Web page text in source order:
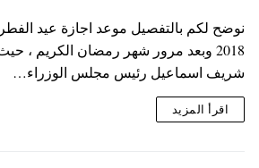
نوضح لكم بالتفصيل موعد اجازة عيد
2018 وبعد مرور شهر رمضان الكريم ،
شريف اسماعيل رئيس مجلس الوزراء…
اقرأ المزيد